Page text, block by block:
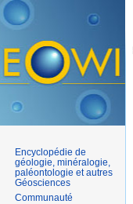
Encyclopédie de
géologie, minéralogie,
paléontologie et autres
Géosciences
Communauté